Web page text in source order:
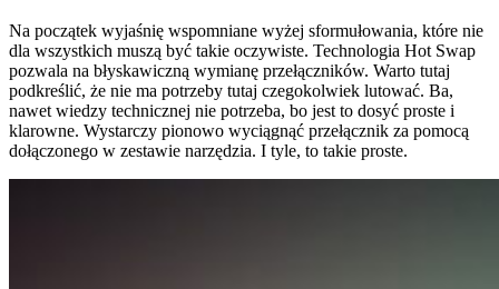
Na początek wyjaśnię wspomniane wyżej sformułowania, które nie
dla wszystkich muszą być takie oczywiste. Technologia Hot Swap
pozwala na błyskawiczną wymianę przełączników. Warto tutaj
podkreślić, że nie ma potrzeby tutaj czegokolwiek lutować. Ba,
nawet wiedzy technicznej nie potrzeba, bo jest to dosyć proste i
klarowne. Wystarczy pionowo wyciągnąć przełącznik za pomocą
dołączonego w zestawie narzędzia. I tyle, to takie proste.